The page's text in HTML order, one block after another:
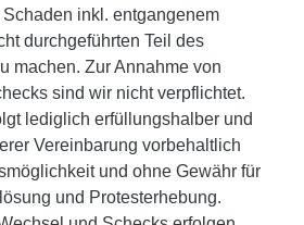
inkl. entgangenem
durchgeführten Teil des
machen. Zur Annahme von
sind wir nicht verpflichtet.
lediglich erfüllungshalber und
Vereinbarung vorbehaltlich
und ohne Gewähr für
und Protesterhebung.